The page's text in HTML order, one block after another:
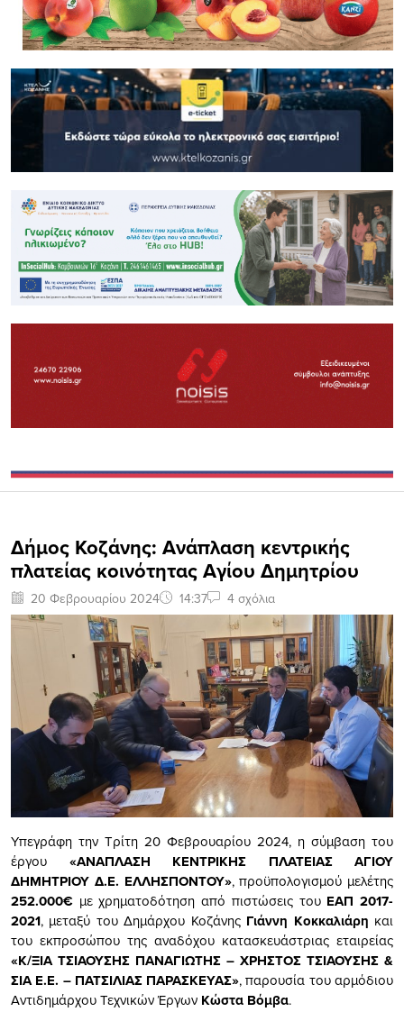
Δήμος Κοζάνης: Ανάπλαση κεντρικής
πλατείας κοινότητας Αγίου Δημητρίου
20 Φεβρουαρίου 2024 14:37 4 σχόλια
Υπεγράφη την Τρίτη 20 Φεβρουαρίου 2024, η σύμβαση του
έργου «ΑΝΑΠΛΑΣΗ ΚΕΝΤΡΙΚΗΣ ΠΛΑΤΕΙΑΣ ΑΓΙΟΥ
ΔΗΜΗΤΡΙΟΥ Δ.Ε. ΕΛΛΗΣΠΟΝΤΟΥ», προϋπολογισμού μελέτης
252.000€ με χρηματοδότηση από πιστώσεις του ΕΑΠ 2017-
2021, μεταξύ του Δημάρχου Κοζάνης Γιάννη Κοκκαλιάρη και
του εκπροσώπου της αναδόχου κατασκευάστριας εταιρείας
«Κ/ΞΙΑ ΤΣΙΑΟΥΣΗΣ ΠΑΝΑΓΙΩΤΗΣ – ΧΡΗΣΤΟΣ ΤΣΙΑΟΥΣΗΣ &
ΣΙΑ Ε.Ε. – ΠΑΤΣΙΛΙΑΣ ΠΑΡΑΣΚΕΥΑΣ», παρουσία του αρμόδιου
Αντιδημάρχου Τεχνικών Έργων Κώστα Βόμβα.